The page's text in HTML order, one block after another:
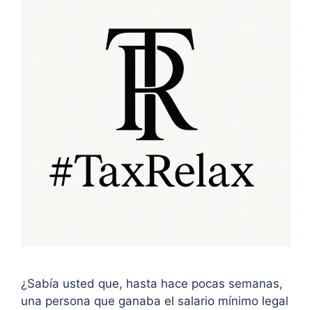
¿Sabía usted que, hasta hace pocas semanas,
una persona que ganaba el salario mínimo legal